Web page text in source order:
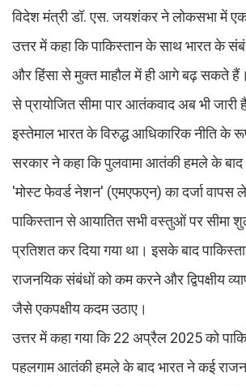
विदेश मंत्री डॉ. एस. जयशंकर ने लोकसभा में
उत्तर में कहा कि पाकिस्तान के साथ भारत के
और हिंसा से मुक्त माहौल में ही आगे बढ़ सकते हैं।
से प्रायोजित सीमा पार आतंकवाद अब भी
इस्तेमाल भारत के विरुद्ध आधिकारिक नीति के
सरकार ने कहा कि पुलवामा आतंकी हमले के बाद
'मोस्ट फेवर्ड नेशन' (एमएफएन) का दर्जा वापस
पाकिस्तान से आयातित सभी वस्तुओं पर सीमा
प्रतिशत कर दिया गया था। इसके बाद
राजनयिक संबंधों को कम करने और द्विपक्षीय
जैसे एकपक्षीय कदम उठाए।
उत्तर में कहा गया कि 22 अप्रैल 2025 को
पहलगाम आतंकी हमले के बाद भारत ने कई